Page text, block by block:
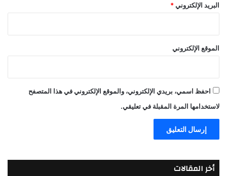
البريد الإلكتروني *
الموقع الإلكتروني
احفظ اسمي، بريدي الإلكتروني، والموقع الإلكتروني في هذا المتصفح
لاستخدامها المرة المقبلة في تعليقي.
أخر المقالات